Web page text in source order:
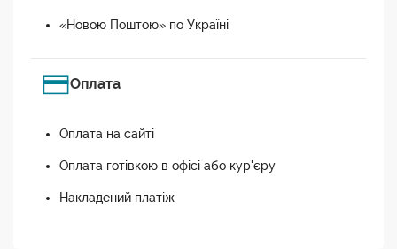
«Новою Поштою» по Україні
Оплата
Оплата на сайті
Оплата готівкою в офісі або кур'єру
Накладений платіж